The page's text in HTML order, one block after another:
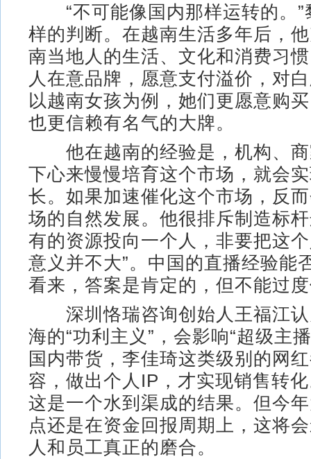
“不可能像国内那样运转的。”
样的判断。在越南生活多年后，
南当地人的生活、文化和消费习
人在意品牌，愿意支付溢价，对
以越南女孩为例，她们更愿意购
也更信赖有名气的大牌。
他在越南的经验是，机构、商
下心来慢慢培育这个市场，就会
长。如果加速催化这个市场，反
场的自然发展。他很排斥制造标
有的资源投向一个人，非要把这
意义并不大”。中国的直播经验能
看来，答案是肯定的，但不能过
深圳恪瑞咨询创始人王福江认
海的“功利主义”，会影响“超级主
国内带货，李佳琦这类级别的网
容，做出个人IP，才实现销售转
这是一个水到渠成的结果。但今
点还是在资金回报周期上，这将
人和员工真正的磨合。